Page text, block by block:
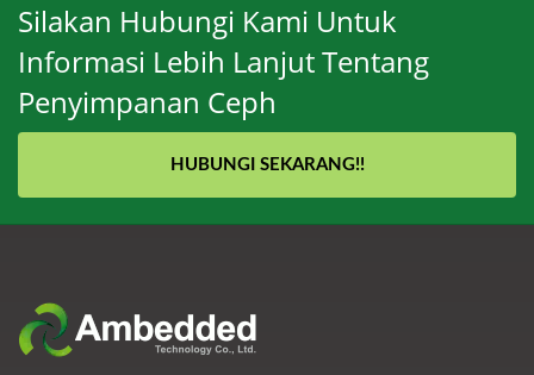
Silakan Hubungi Kami Untuk
Informasi Lebih Lanjut Tentang
Penyimpanan Ceph
HUBUNGI SEKARANG!!